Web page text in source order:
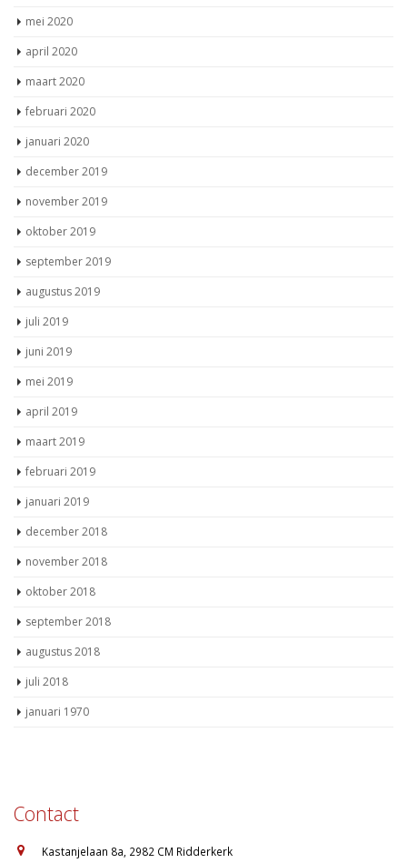
mei 2020
april 2020
maart 2020
februari 2020
januari 2020
december 2019
november 2019
oktober 2019
september 2019
augustus 2019
juli 2019
juni 2019
mei 2019
april 2019
maart 2019
februari 2019
januari 2019
december 2018
november 2018
oktober 2018
september 2018
augustus 2018
juli 2018
januari 1970
Contact
Kastanjelaan 8a, 2982 CM Ridderkerk